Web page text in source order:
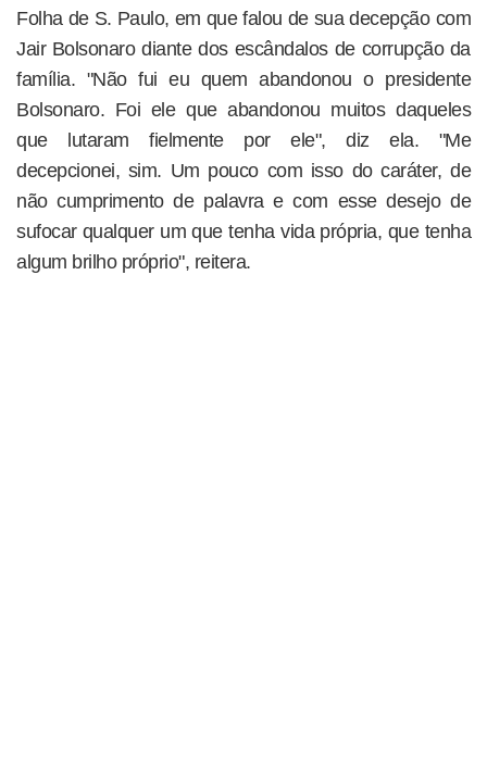
Folha de S. Paulo, em que falou de sua decepção com
Jair Bolsonaro diante dos escândalos de corrupção da
família. "Não fui eu quem abandonou o presidente
Bolsonaro. Foi ele que abandonou muitos daqueles
que lutaram fielmente por ele", diz ela. "Me
decepcionei, sim. Um pouco com isso do caráter, de
não cumprimento de palavra e com esse desejo de
sufocar qualquer um que tenha vida própria, que tenha
algum brilho próprio", reitera.